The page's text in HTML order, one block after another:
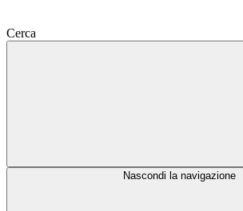
Cerca
Nascondi la navigazione